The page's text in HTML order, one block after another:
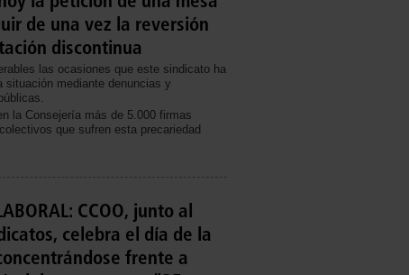
de una vez la reversión
discontinua
las ocasiones que este sindicato ha
situación mediante denuncias y
la Consejería más de 5.000 firmas
que sufren esta precariedad
CCOO, junto al
celebra el día de la
frente a